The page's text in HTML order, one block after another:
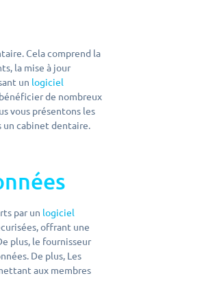
Cela comprend la
la mise à jour
un logiciel
de nombreux
vous présentons les
un cabinet dentaire.
par un logiciel
offrant une
plus, le fournisseur
De plus, Les
aux membres